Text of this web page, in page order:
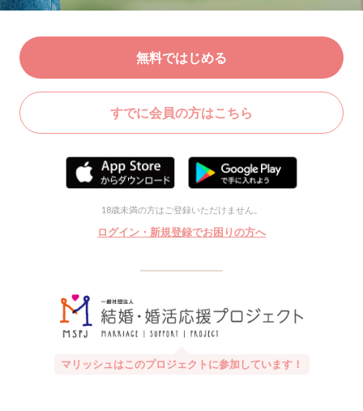
無料ではじめる
すでに会員の方はこちら
18歳未満の方はご登録いただけません。
ログイン・新規登録でお困りの方へ
マリッシュはこのプロジェクトに参加しています！